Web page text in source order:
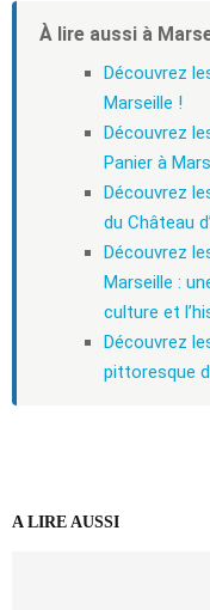
À lire aussi à
Découvrez
Marseille !
Découvrez
Panier à
Découvrez
du Château
Découvrez
Marseille :
culture et
Découvrez
pittoresque
A LIRE AUSSI